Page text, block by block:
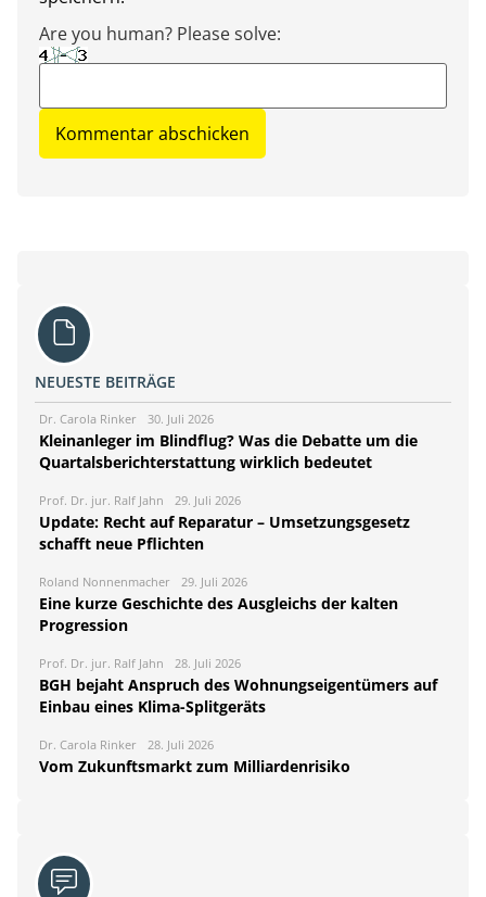
Are you human? Please solve:
NEUESTE BEITRÄGE
Dr. Carola Rinker 30. Juli 2026
Kleinanleger im Blindflug? Was die Debatte um die
Quartalsberichterstattung wirklich bedeutet
Prof. Dr. jur. Ralf Jahn 29. Juli 2026
Update: Recht auf Reparatur – Umsetzungsgesetz
schafft neue Pflichten
Roland Nonnenmacher 29. Juli 2026
Eine kurze Geschichte des Ausgleichs der kalten
Progression
Prof. Dr. jur. Ralf Jahn 28. Juli 2026
BGH bejaht Anspruch des Wohnungseigentümers auf
Einbau eines Klima-Splitgeräts
Dr. Carola Rinker 28. Juli 2026
Vom Zukunftsmarkt zum Milliardenrisiko